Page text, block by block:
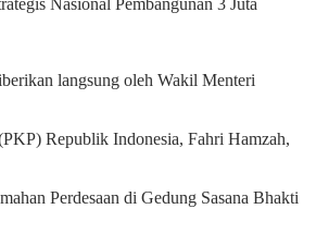
Nasional Pembangunan 3 Juta
langsung oleh Wakil Menteri
Republik Indonesia, Fahri Hamzah,
Perdesaan di Gedung Sasana Bhakti